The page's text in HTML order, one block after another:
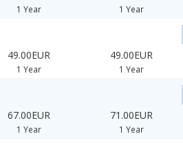
1 Year 1 Year
49.00EUR
1 Year
49.00EUR
1 Year
67.00EUR
1 Year
71.00EUR
1 Year